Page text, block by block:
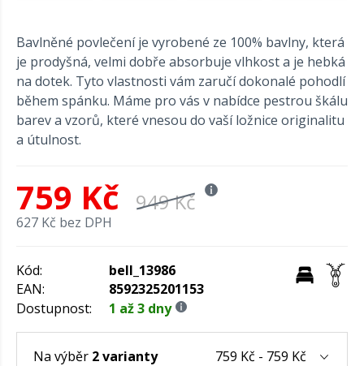
Bavlněné povlečení je vyrobené ze 100% bavlny, která
je prodyšná, velmi dobře absorbuje vlhkost a je hebká
na dotek. Tyto vlastnosti vám zaručí dokonalé pohodlí
během spánku. Máme pro vás v nabídce pestrou škálu
barev a vzorů, které vnesou do vaší ložnice originalitu
a útulnost.
759 Kč 949 Kč
627 Kč bez DPH
Kód:
bell_13986
EAN:
8592325201153
Dostupnost:
1 až 3 dny
Na výběr 2 varianty 759 Kč - 759 Kč